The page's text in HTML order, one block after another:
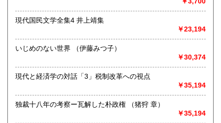
現代国民文学全集4 井上靖集
￥23,194
いじめのない世界 （伊藤みつ子）
￥30,374
現代と経済学の対話「3」税制改革への視点
￥35,194
独裁十八年の考察ー瓦解した朴政権 （猪狩 章）
￥35,194